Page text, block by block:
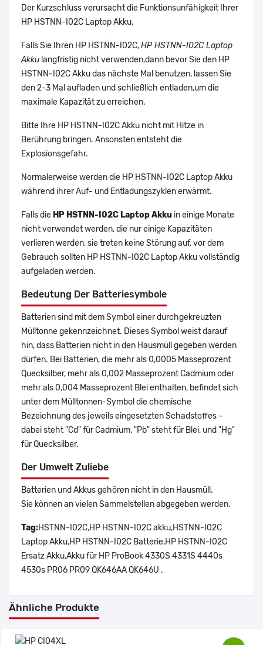
Der Kurzschluss verursacht die Funktionsunfähigkeit Ihrer
HP HSTNN-I02C Laptop Akku.
Falls Sie Ihren HP HSTNN-I02C,HP HSTNN-I02C Laptop
Akku langfristig nicht verwenden,dann bevor Sie den HP
HSTNN-I02C Akku das nächste Mal benutzen, lassen Sie
den 2-3 Mal aufladen und schließlich entladen,um die
maximale Kapazität zu erreichen.
Bitte Ihre HP HSTNN-I02C Akku nicht mit Hitze in
Berührung bringen. Ansonsten entsteht die
Explosionsgefahr.
Normalerweise werden die HP HSTNN-I02C Laptop Akku
während ihrer Auf- und Entladungszyklen erwärmt.
Falls die HP HSTNN-I02C Laptop Akku in einige Monate
nicht verwendet werden, die nur einige Kapazitäten
verlieren werden, sie treten keine Störung auf, vor dem
Gebrauch sollten HP HSTNN-I02C Laptop Akku vollständig
aufgeladen werden.
Bedeutung Der Batteriesymbole
Batterien sind mit dem Symbol einer durchgekreuzten
Mülltonne gekennzeichnet. Dieses Symbol weist darauf
hin, dass Batterien nicht in den Hausmüll gegeben werden
dürfen. Bei Batterien, die mehr als 0,0005 Masseprozent
Quecksilber, mehr als 0,002 Masseprozent Cadmium oder
mehr als 0,004 Masseprozent Blei enthalten, befindet sich
unter dem Mülltonnen-Symbol die chemische
Bezeichnung des jeweils eingesetzten Schadstoffes –
dabei steht "Cd" für Cadmium, "Pb" steht für Blei, und "Hg"
für Quecksilber.
Der Umwelt Zuliebe
Batterien und Akkus gehören nicht in den Hausmüll.
Sie können an vielen Sammelstellen abgegeben werden.
Tag:HSTNN-I02C,HP HSTNN-I02C akku,HSTNN-I02C
Laptop Akku,HP HSTNN-I02C Batterie,HP HSTNN-I02C
Ersatz Akku,Akku für HP ProBook 4330S 4331S 4440s
4530s PR06 PR09 QK646AA QK646U .
Ähnliche Produkte